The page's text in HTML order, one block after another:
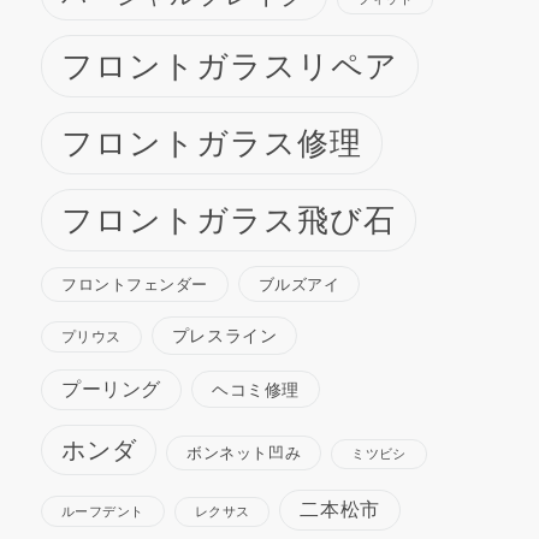
フロントガラスリペア
フロントガラス修理
フロントガラス飛び石
フロントフェンダー ブルズアイ
プリウス プレスライン
プーリング ヘコミ修理
ホンダ ボンネット凹み ミツビシ
ルーフデント レクサス 二本松市